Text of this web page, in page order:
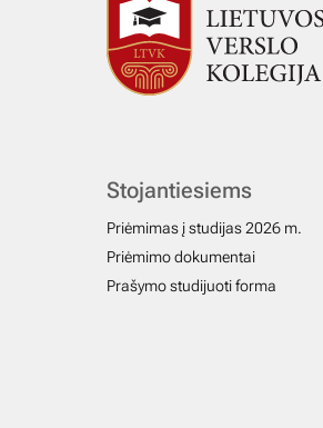
Stojantiesiems
Priėmimas į studijas 2026 m.
Priėmimo dokumentai
Prašymo studijuoti forma